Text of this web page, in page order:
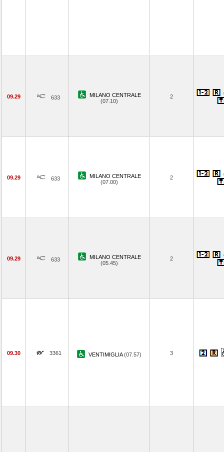
09.29 633
MILANO CENTRALE
(07.10)
2
09.29 633
MILANO CENTRALE
(07.00)
2
09.29 633
MILANO CENTRALE
(05.45)
2
09.30 3361 VENTIMIGLIA(07.57) 3